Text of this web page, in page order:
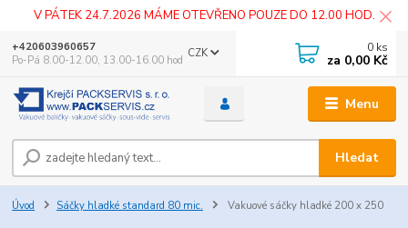
V PÁTEK 24.7.2026 MÁME OTEVŘENO POUZE DO 12.00 HOD.
Menu
CZK
Hledat
+420603960657
Po-Pá 8.00-12.00, 13.00-16.00 hod
0 ks
za 0,00 Kč
Úvod Sáčky hladké standard 80 mic. Vakuové sáčky hladké 200 x 250